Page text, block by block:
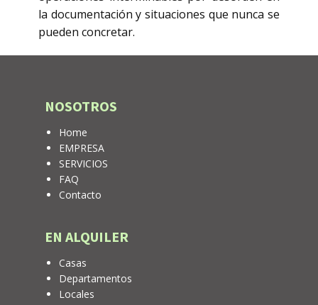
la documentación y situaciones que nunca se
pueden concretar.
NOSOTROS
Home
EMPRESA
SERVICIOS
FAQ
Contacto
EN ALQUILER
Casas
Departamentos
Locales